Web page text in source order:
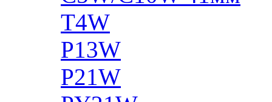
T4W
P13W
P21W